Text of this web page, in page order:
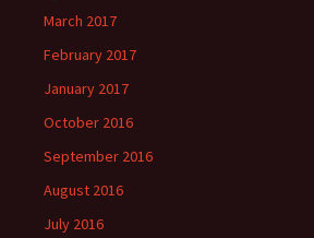
March 2017
February 2017
January 2017
October 2016
September 2016
August 2016
July 2016